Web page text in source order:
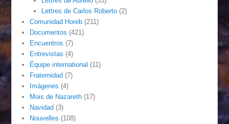
Lettres de Carlos Roberto(2)
Comunidad Horeb (211)
Documentos (421)
Encuentros (7)
Entrevistas (4)
Équipe international (11)
Fraternidad (7)
Imágenes (4)
Mois de Nazareth (17)
Navidad (3)
Nouvelles (108)